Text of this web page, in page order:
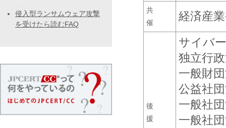
共
催
経済産
後
援
サイバ
独立行
一般財
公益社
一般社
一般社
侵入型ランサムウェア攻撃
を受けたら読むFAQ